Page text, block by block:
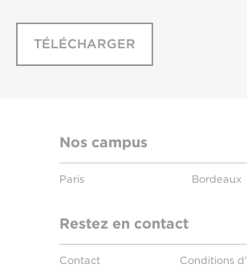
TÉLÉCHARGER
Nos campus
Paris Bordeaux
Restez en contact
Contact
Conditions